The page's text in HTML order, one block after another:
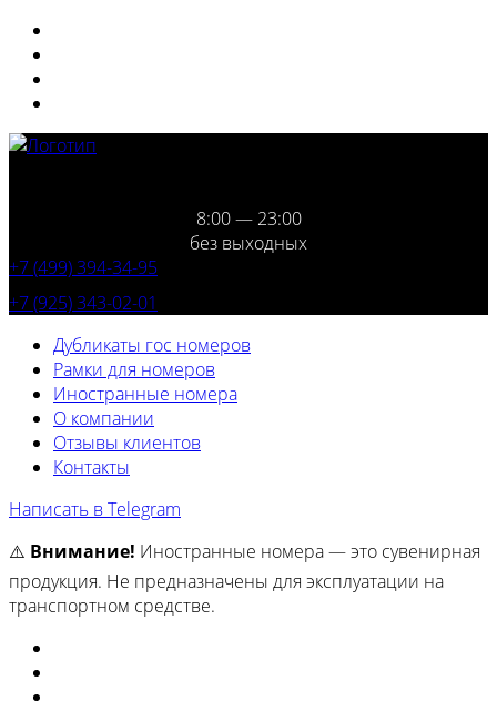
8:00 — 23:00
без выходных
+7 (499) 394-34-95
+7 (925) 343-02-01
Дубликаты гос номеров
Рамки для номеров
Иностранные номера
О компании
Отзывы клиентов
Контакты
Написать в Telegram
⚠️ Внимание! Иностранные номера — это сувенирная
продукция. Не предназначены для эксплуатации на
транспортном средстве.